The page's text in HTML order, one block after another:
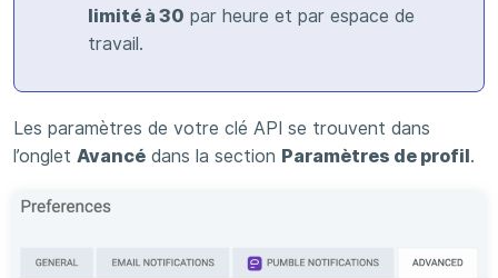
limité à 30 par heure et par espace de
travail.
Les paramètres de votre clé API se trouvent dans
l’onglet Avancé dans la section Paramètres de profil.